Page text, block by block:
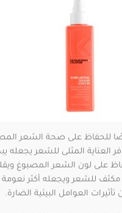
للحفاظ على صحة الشعر
العناية المثلى للشعر يجعله
على لون الشعر المصبوغ
مكثف للشعر ويجعله أكثر
العوامل البيئية الضارة.